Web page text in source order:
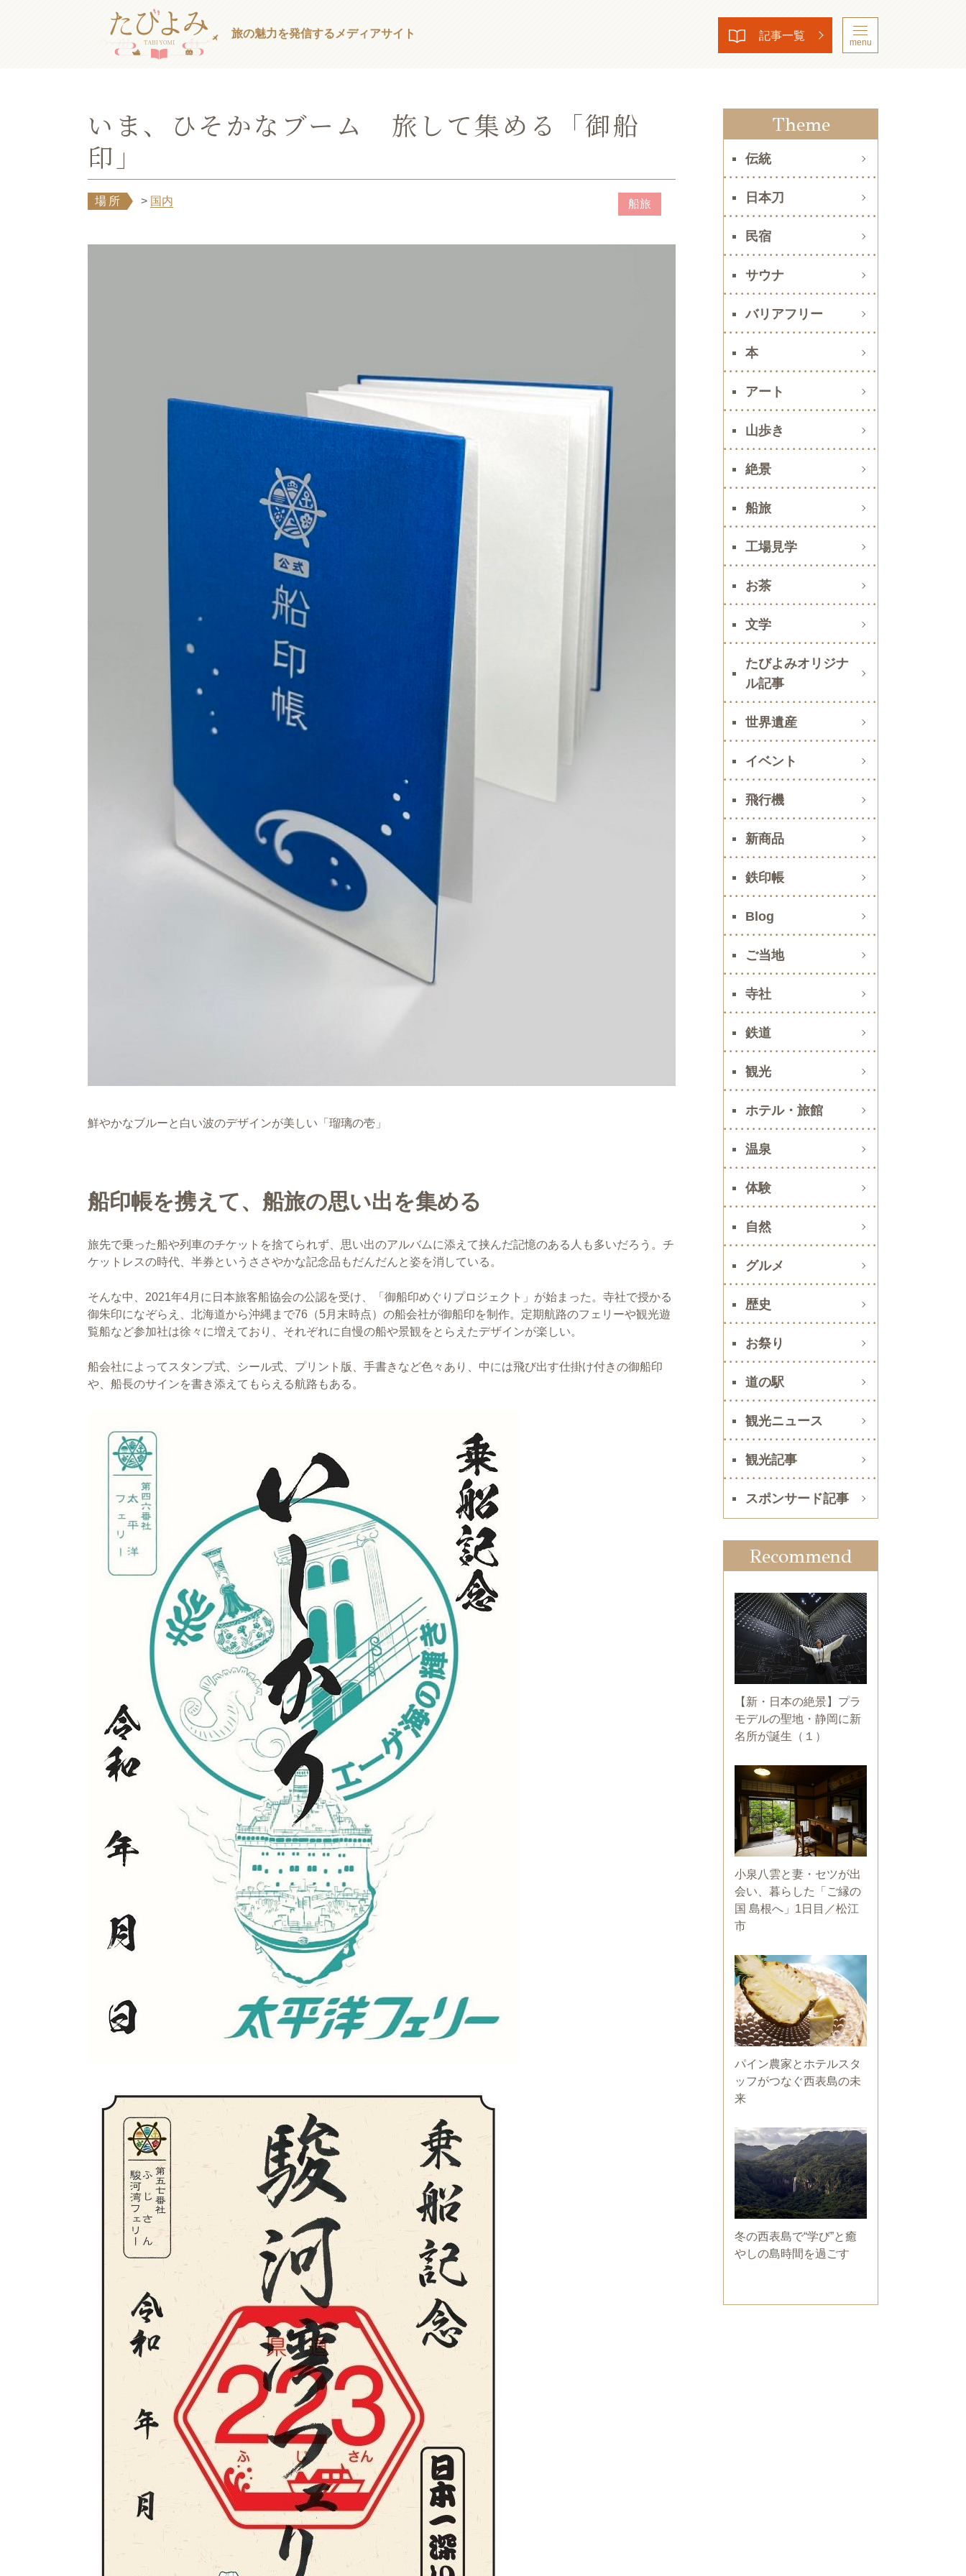
旅の魅力を発信する メディアサイト 記事一覧
menu
いま、ひそかなブーム 旅して集める「御船
印」
場所 > 国内 船旅
鮮やかなブルーと白い波のデザインが美しい「瑠璃の壱」
船印帳を携えて、船旅の思い出を集める
旅先で乗った船や列車のチケットを捨てられず、思い出のアルバムに添えて挟んだ記憶のある人も多いだろう。チ
ケットレスの時代、半券というささやかな記念品もだんだんと姿を消している。
そんな中、2021年4月に日本旅客船協会の公認を受け、「御船印めぐりプロジェクト」が始まった。寺社で授かる
御朱印になぞらえ、北海道から沖縄まで76（5月末時点）の船会社が御船印を制作。定期航路のフェリーや観光遊
覧船など参加社は徐々に増えており、それぞれに自慢の船や景観をとらえたデザインが楽しい。
船会社によってスタンプ式、シール式、プリント版、手書きなど色々あり、中には飛び出す仕掛け付きの御船印
や、船長のサインを書き添えてもらえる航路もある。
Theme
伝統
日本刀
民宿
サウナ
バリアフリー
本
アート
山歩き
絶景
船旅
工場見学
お茶
文学
たびよみオリジナ
ル記事
世界遺産
イベント
飛行機
新商品
鉄印帳
Blog
ご当地
寺社
鉄道
観光
ホテル・旅館
温泉
体験
自然
グルメ
歴史
お祭り
道の駅
観光ニュース
観光記事
スポンサード記事
Recommend
【新・日本の絶景】プラ
モデルの聖地・静岡に新
名所が誕生（１）
小泉八雲と妻・セツが出
会い、暮らした「ご縁の
国 島根へ」1日目／松江
市
パイン農家とホテルスタ
ッフがつなぐ西表島の未
来
冬の西表島で“学び”と癒
やしの島時間を過ごす